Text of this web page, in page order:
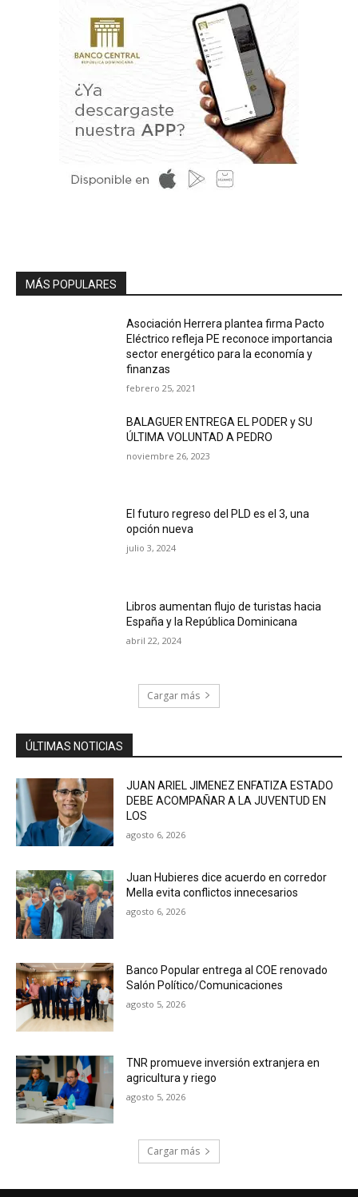
MÁS POPULARES
Asociación Herrera plantea firma Pacto
Eléctrico refleja PE reconoce importancia
sector energético para la economía y
finanzas
febrero 25, 2021
BALAGUER ENTREGA EL PODER y SU
ÚLTIMA VOLUNTAD A PEDRO
noviembre 26, 2023
El futuro regreso del PLD es el 3, una
opción nueva
julio 3, 2024
Libros aumentan flujo de turistas hacia
España y la República Dominicana
abril 22, 2024
Cargar más
ÚLTIMAS NOTICIAS
JUAN ARIEL JIMENEZ ENFATIZA ESTADO
DEBE ACOMPAÑAR A LA JUVENTUD EN
LOS
agosto 6, 2026
Juan Hubieres dice acuerdo en corredor
Mella evita conflictos innecesarios
agosto 6, 2026
Banco Popular entrega al COE renovado
Salón Político/Comunicaciones
agosto 5, 2026
TNR promueve inversión extranjera en
agricultura y riego
agosto 5, 2026
Cargar más